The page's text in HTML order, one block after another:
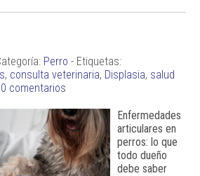
Perro - Etiquetas:
, consulta veterinaria, Displasia, salud
0 comentarios
Enfermedades
articulares en
perros: lo que
todo dueño
debe saber